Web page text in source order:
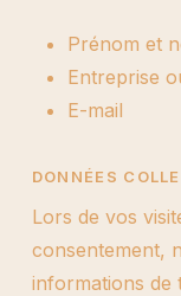
Prénom et
Entreprise
E-mail
DONNÉES
Lors de vos
consentement,
informations de